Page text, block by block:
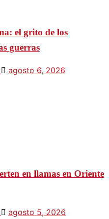
el grito de los
guerras
agosto 6, 2026
en llamas en Oriente
agosto 5, 2026